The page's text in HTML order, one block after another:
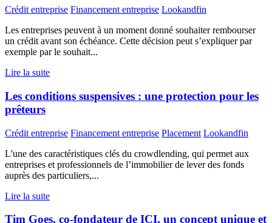
Crédit entreprise Financement entreprise Lookandfin
Les entreprises peuvent à un moment donné souhaiter rembourser
un crédit avant son échéance. Cette décision peut s’expliquer par
exemple par le souhait...
Lire la suite
Les conditions suspensives : une protection pour les
prêteurs
Crédit entreprise Financement entreprise Placement Lookandfin
L'une des caractéristiques clés du crowdlending, qui permet aux
entreprises et professionnels de l’immobilier de lever des fonds
auprès des particuliers,...
Lire la suite
Tim Goes, co-fondateur de ICI, un concept unique et